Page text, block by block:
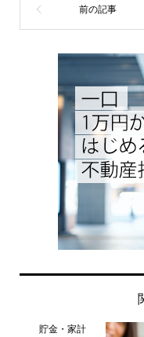
貯金・家計